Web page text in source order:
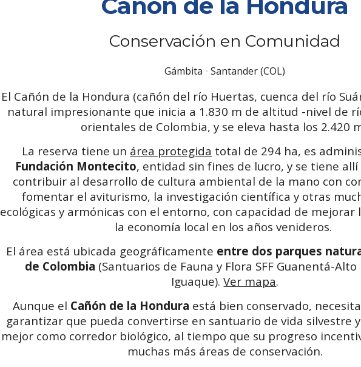
Cañón de la Hondura
Conservación en Comunidad
Gámbita • Santander (COL)
El Cañón de la Hondura (cañón del río Huertas, cuenca del río
natural impresionante que inicia a 1.830 m de altitud -nivel de
orientales de Colombia, y se eleva hasta los 2.420
La reserva tiene un área protegida total de 294 ha, es
Fundación Montecito, entidad sin fines de lucro, y se tiene
contribuir al desarrollo de cultura ambiental de la mano con
fomentar el aviturismo, la investigación científica y otras
ecológicas y armónicas con el entorno, con capacidad de mejorar
la economía local en los años venideros.
El área está ubicada geográficamente entre dos parques
de Colombia (Santuarios de Fauna y Flora SFF Guanentá-Alto
Iguaque).Ver mapa.
Aunque el Cañón de la Hondura está bien conservado,
garantizar que pueda convertirse en santuario de vida silvestre
mejor como corredor biológico, al tiempo que su progreso
muchas más áreas de conservación.